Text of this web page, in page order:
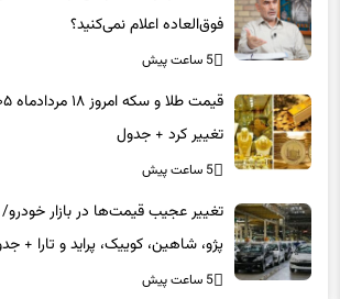
فوق‌العاده اعلام نمی‌کنید؟
5 ساعت پیش
تغییر کرد + جدول
5 ساعت پیش
تغییر عجیب قیمت‌ها در بازار
پژو، شاهین، کوییک، پراید و تارا +
5 ساعت پیش